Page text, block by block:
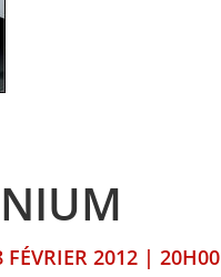
FÉVRIER 2012 | 20H00